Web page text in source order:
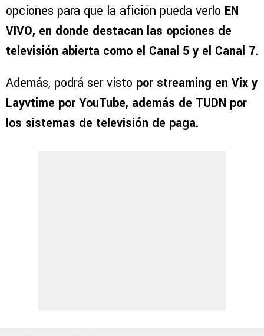
opciones para que la afición pueda verlo EN
VIVO, en donde destacan las opciones de
televisión abierta como el Canal 5 y el Canal 7.
Además, podrá ser visto por streaming en Vix y
Layvtime por YouTube, además de TUDN por
los sistemas de televisión de paga.